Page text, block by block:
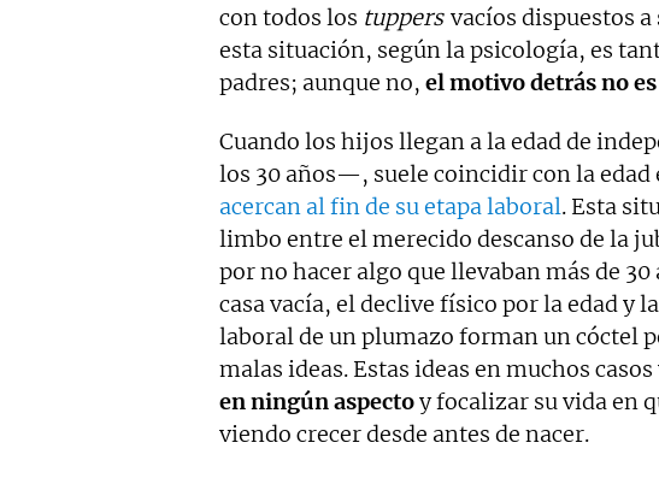
con todos los tuppers vacíos dispuestos a
esta situación, según la psicología, es
padres; aunque no, el motivo detrás no
Cuando los hijos llegan a la edad de
los 30 años—, suele coincidir con la edad
acercan al fin de su etapa laboral. Esta
limbo entre el merecido descanso de la
por no hacer algo que llevaban más de
casa vacía, el declive físico por la edad y
laboral de un plumazo forman un cóctel
malas ideas. Estas ideas en muchos
en ningún aspectoy focalizar su vida en
viendo crecer desde antes de nacer.